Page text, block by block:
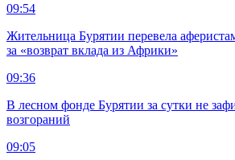
09:54
Жительница Бурятии перевела
за «возврат вклада из Африки»
09:36
В лесном фонде Бурятии за сутки не
возгораний
09:05